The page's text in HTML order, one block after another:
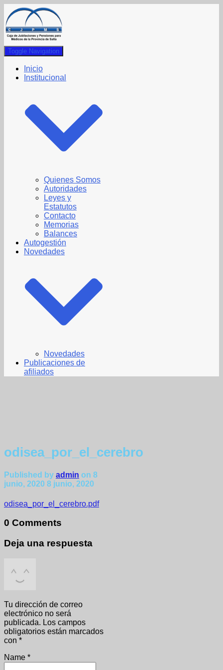
Toggle Navigation
Inicio
Institucional
Quienes Somos
Autoridades
Leyes y
Estatutos
Contacto
Memorias
Balances
Autogestión
Novedades
Novedades
Publicaciones de
afiliados
odisea_por_el_cerebro
Published by admin on 8
junio, 2020 8 junio, 2020
odisea_por_el_cerebro.pdf
0 Comments
Deja una respuesta
Tu dirección de correo
electrónico no será
publicada. Los campos
obligatorios están marcados
con *
Name *